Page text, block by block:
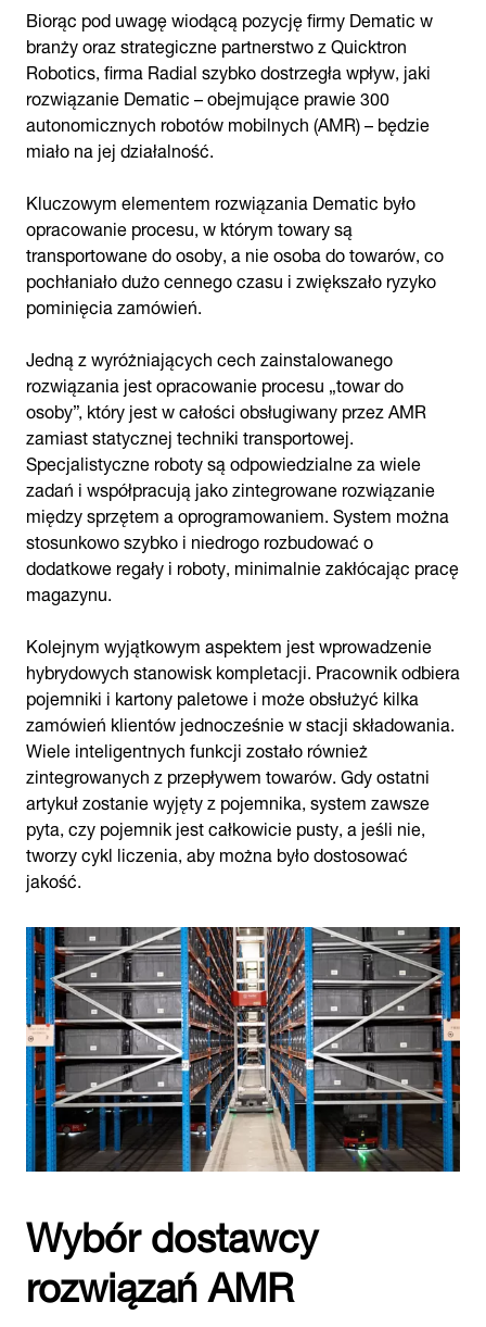
Biorąc pod uwagę wiodącą pozycję firmy Dematic w
branży oraz strategiczne partnerstwo z Quicktron
Robotics, firma Radial szybko dostrzegła wpływ, jaki
rozwiązanie Dematic – obejmujące prawie 300
autonomicznych robotów mobilnych (AMR) – będzie
miało na jej działalność.
Kluczowym elementem rozwiązania Dematic było
opracowanie procesu, w którym towary są
transportowane do osoby, a nie osoba do towarów, co
pochłaniało dużo cennego czasu i zwiększało ryzyko
pominięcia zamówień.
Jedną z wyróżniających cech zainstalowanego
rozwiązania jest opracowanie procesu „towar do
osoby”, który jest w całości obsługiwany przez AMR
zamiast statycznej techniki transportowej.
Specjalistyczne roboty są odpowiedzialne za wiele
zadań i współpracują jako zintegrowane rozwiązanie
między sprzętem a oprogramowaniem. System można
stosunkowo szybko i niedrogo rozbudować o
dodatkowe regały i roboty, minimalnie zakłócając pracę
magazynu.
Kolejnym wyjątkowym aspektem jest wprowadzenie
hybrydowych stanowisk kompletacji. Pracownik odbiera
pojemniki i kartony paletowe i może obsłużyć kilka
zamówień klientów jednocześnie w stacji składowania.
Wiele inteligentnych funkcji zostało również
zintegrowanych z przepływem towarów. Gdy ostatni
artykuł zostanie wyjęty z pojemnika, system zawsze
pyta, czy pojemnik jest całkowicie pusty, a jeśli nie,
tworzy cykl liczenia, aby można było dostosować
jakość.
Wybór dostawcy
rozwiązań AMR